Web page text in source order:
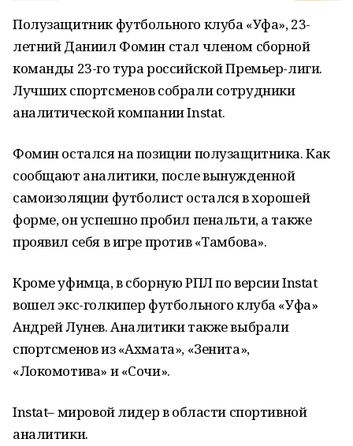
Полузащитник футбольного клуба «Уфа», 23-
летний Даниил Фомин стал членом сборной
команды 23-го тура российской Премьер-лиги.
Лучших спортсменов собрали сотрудники
аналитической компанииInstat.
Фомин остался на позиции полузащитника. Как
сообщают аналитики, после вынужденной
самоизоляции футболист остался в хорошей
форме, он успешно пробил пенальти, а также
проявил себя в игре против «Тамбова».
Кроме уфимца, в сборную РПЛ по версииInstat
вошел экс-голкипер футбольного клуба «Уфа»
Андрей Лунев. Аналитики также выбрали
спортсменов из «Ахмата», «Зенита»,
«Локомотива» и «Сочи».
Instat– мировой лидер в области спортивной
аналитики.